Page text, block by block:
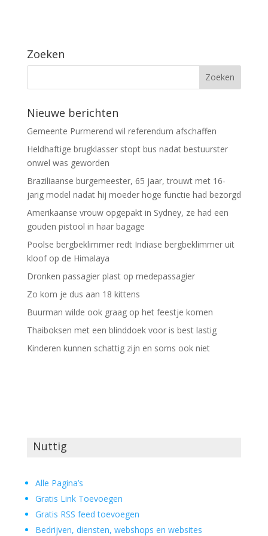
Zoeken
Nieuwe berichten
Gemeente Purmerend wil referendum afschaffen
Heldhaftige brugklasser stopt bus nadat bestuurster
onwel was geworden
Braziliaanse burgemeester, 65 jaar, trouwt met 16-
jarig model nadat hij moeder hoge functie had bezorgd
Amerikaanse vrouw opgepakt in Sydney, ze had een
gouden pistool in haar bagage
Poolse bergbeklimmer redt Indiase bergbeklimmer uit
kloof op de Himalaya
Dronken passagier plast op medepassagier
Zo kom je dus aan 18 kittens
Buurman wilde ook graag op het feestje komen
Thaiboksen met een blinddoek voor is best lastig
Kinderen kunnen schattig zijn en soms ook niet
Nuttig
Alle Pagina’s
Gratis Link Toevoegen
Gratis RSS feed toevoegen
Bedrijven, diensten, webshops en websites